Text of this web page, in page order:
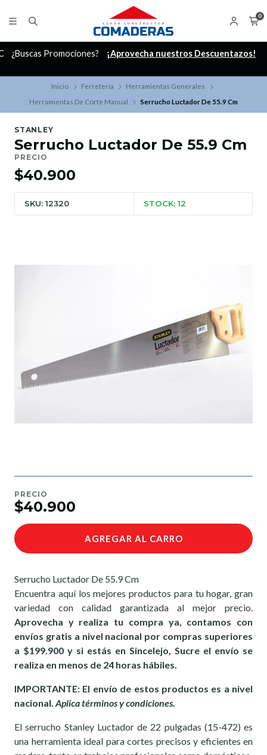
0
¿Buscas Promociones? ¡Aprovecha nuestros Descuentazos!
Inicio Ferreteria
Herramientas Generales
Herramientas De Corte Manual
Serrucho Luctador De 55.9 Cm
STANLEY
Serrucho Luctador De 55.9 Cm
PRECIO
$40.900
SKU: 12320 STOCK: 12
PRECIO
$40.900
AGREGAR AL CARRO
Serrucho Luctador De 55.9 Cm
Encuentra aquí los mejores productos para tu hogar, gran
variedad con calidad garantizada al mejor precio.
Aprovecha y realiza tu compra ya, contamos con
envíos gratis a nivel nacional por compras superiores
a $199.900 y si estás en Sincelejo, Sucre el envío se
realiza en menos de 24 horas hábiles.
IMPORTANTE: El envío de estos productos es a nivel
nacional. Aplica términos y condiciones.
El serrucho Stanley Luctador de 22 pulgadas (15-472) es
una herramienta ideal para cortes precisos y eficientes en